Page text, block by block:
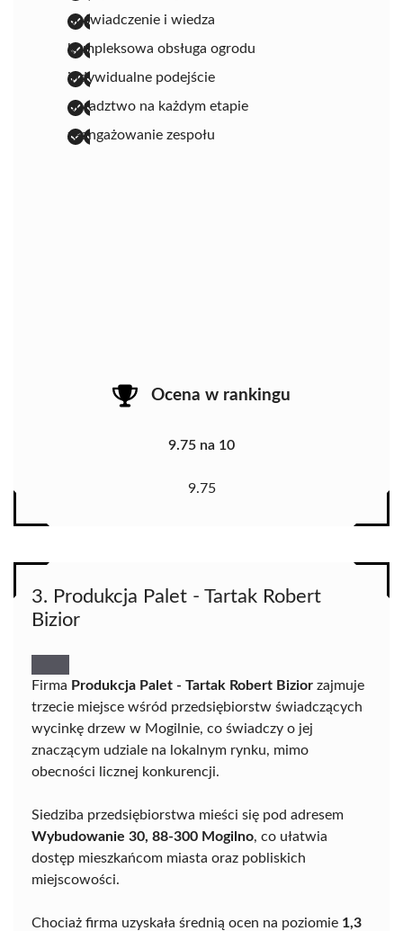
doświadczenie i wiedza
kompleksowa obsługa ogrodu
indywidualne podejście
doradztwo na każdym etapie
zaangażowanie zespołu
Ocena w rankingu
9.75 na 10
9.75
3. Produkcja Palet - Tartak Robert
Bizior
Firma Produkcja Palet - Tartak Robert Bizior zajmuje
trzecie miejsce wśród przedsiębiorstw świadczących
wycinkę drzew w Mogilnie, co świadczy o jej
znaczącym udziale na lokalnym rynku, mimo
obecności licznej konkurencji.
Siedziba przedsiębiorstwa mieści się pod adresem
Wybudowanie 30, 88-300 Mogilno, co ułatwia
dostęp mieszkańcom miasta oraz pobliskich
miejscowości.
Chociaż firma uzyskała średnią ocen na poziomie 1,3